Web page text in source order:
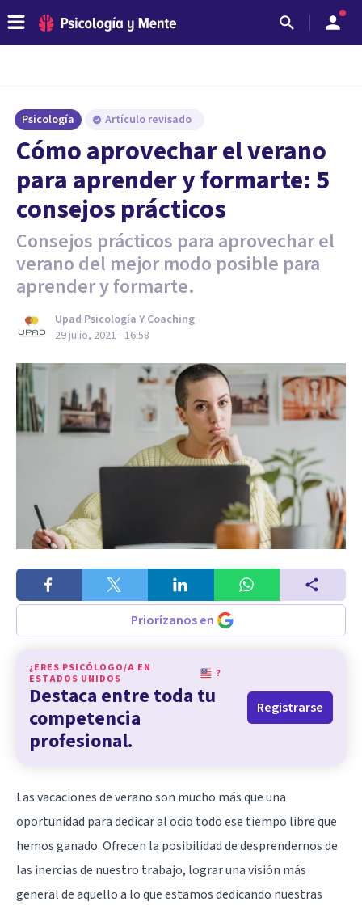
Psicología Artículo revisado
Cómo aprovechar el verano
para aprender y formarte: 5
consejos prácticos
Consejos prácticos para aprovechar el
verano del mejor modo posible para
aprender y formarte.
Upad Psicología Y Coaching
29 julio, 2021 - 16:58
Priorízanos en
¿ERES PSICÓLOGO/A EN
ESTADOS UNIDOS
?
Destaca entre toda tu
competencia
profesional.
Registrarse
Las vacaciones de verano son mucho más que una
oportunidad para dedicar al ocio todo ese tiempo libre que
hemos ganado. Ofrecen la posibilidad de desprendernos de
las inercias de nuestro trabajo, lograr una visión más
general de aquello a lo que estamos dedicando nuestras